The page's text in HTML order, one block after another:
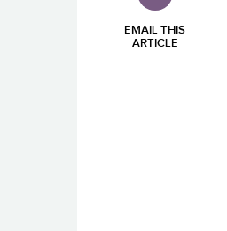
EMAIL THIS
ARTICLE